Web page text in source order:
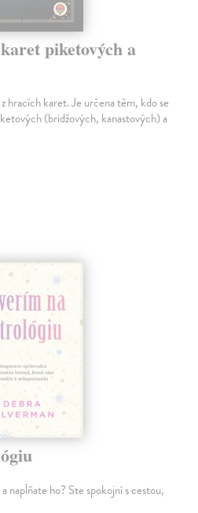
piketových a
hracích karet. Je určena těm, kdo se
(bridžových, kanastových) a
napĺňate ho? Ste spokojní s cestou,